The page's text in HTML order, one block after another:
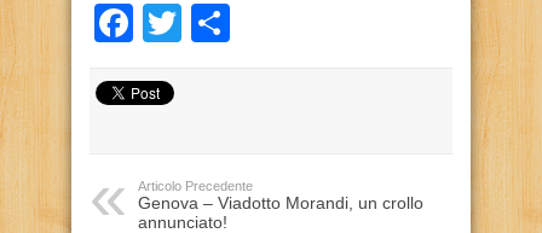
Facebook
Twitter
Articolo Precedente
Genova – Viadotto Morandi, un crollo
annunciato!